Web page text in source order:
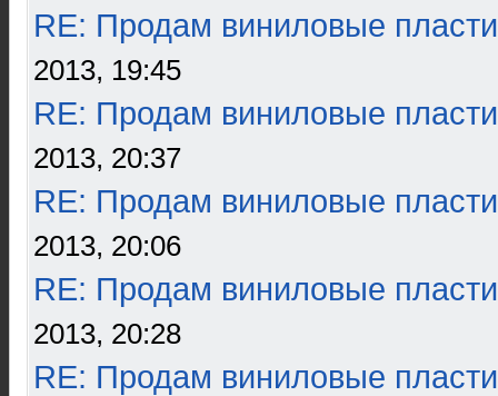
RE: Продам виниловые
2013, 19:45
RE: Продам виниловые
2013, 20:37
RE: Продам виниловые
2013, 20:06
RE: Продам виниловые
2013, 20:28
RE: Продам виниловые